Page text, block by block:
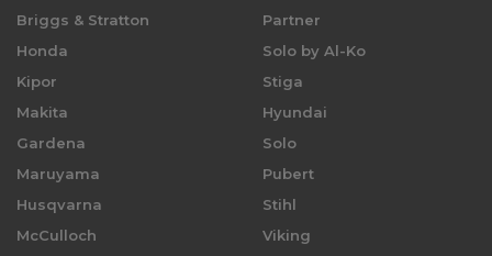
Briggs & Stratton
Honda
Kipor
Makita
Gardena
Maruyama
Husqvarna
McCulloch
Partner
Solo by Al-Ko
Stiga
Hyundai
Solo
Pubert
Stihl
Viking